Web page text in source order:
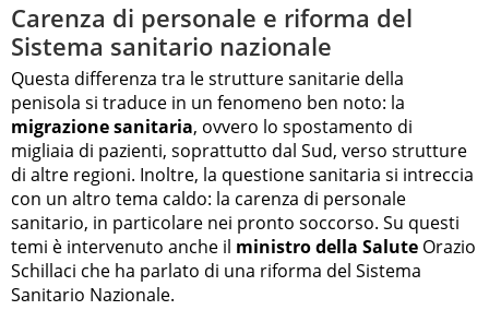
Carenza di personale e riforma del
Sistema sanitario nazionale
Questa differenza tra le strutture sanitarie della
penisola si traduce in un fenomeno ben noto: la
migrazione sanitaria, ovvero lo spostamento di
migliaia di pazienti, soprattutto dal Sud, verso strutture
di altre regioni. Inoltre, la questione sanitaria si intreccia
con un altro tema caldo: la carenza di personale
sanitario, in particolare nei pronto soccorso. Su questi
temi è intervenuto anche il ministro della Salute Orazio
Schillaci che ha parlato di una riforma del Sistema
Sanitario Nazionale.